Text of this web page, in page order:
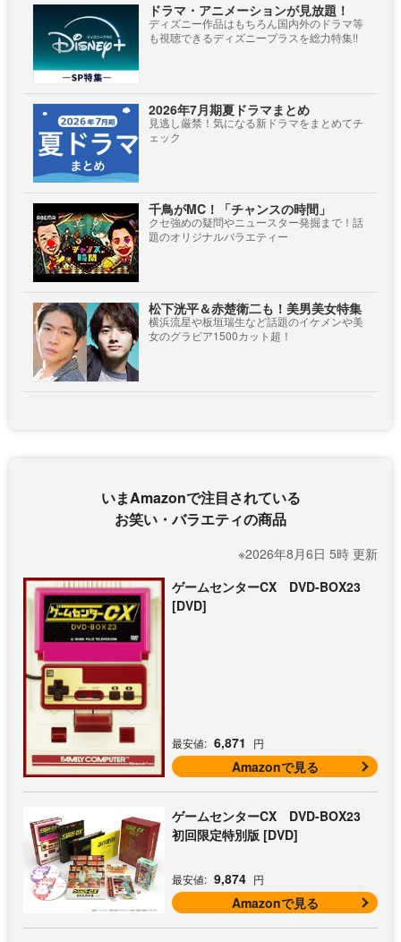
ドラマ・アニメーションが見放題！
ディズニー作品はもちろん国内外のドラマ等
も視聴できるディズニープラスを総力特集!!
2026年7月期夏ドラマまとめ
見逃し厳禁！気になる新ドラマをまとめてチ
ェック
千鳥がMC！「チャンスの時間」
クセ強めの疑問やニュースター発掘まで！話
題のオリジナルバラエティー
松下洸平＆赤楚衛二も！美男美女特集
横浜流星や板垣瑞生など話題のイケメンや美
女のグラビア1500カット超！
いまAmazonで注目されている
お笑い・バラエティの商品
※2026年8月6日 5時 更新
ゲームセンターCX DVD-BOX23
[DVD]
最安値: 6,871 円
Amazonで見る
ゲームセンターCX DVD-BOX23
初回限定特別版 [DVD]
最安値: 9,874 円
Amazonで見る